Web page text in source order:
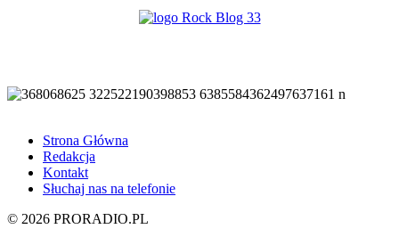
Strona Główna
Redakcja
Kontakt
Słuchaj nas na telefonie
© 2026 PRORADIO.PL